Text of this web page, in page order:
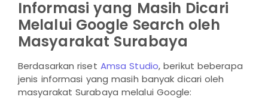
Informasi yang Masih Dicari
Melalui Google Search oleh
Masyarakat Surabaya
Berdasarkan riset Amsa Studio, berikut beberapa
jenis informasi yang masih banyak dicari oleh
masyarakat Surabaya melalui Google: